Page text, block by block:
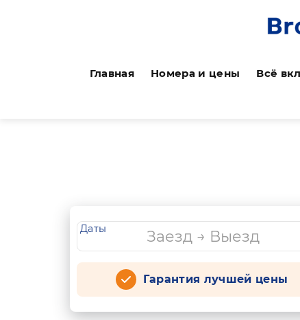
Главная Номера и цены Всё
Даты
Гарантия лучшей цены